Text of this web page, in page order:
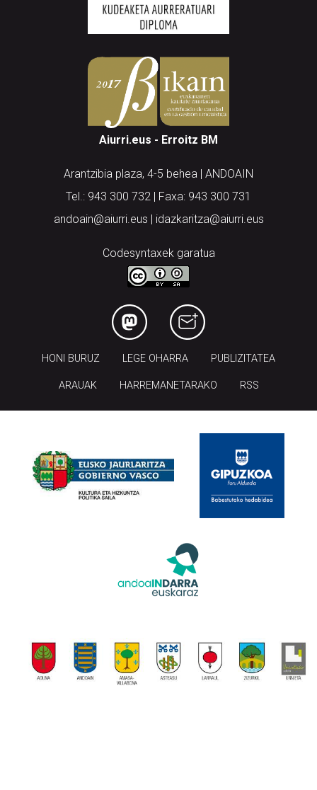
Aiurri.eus - Erroitz BM
Arantzibia plaza, 4-5 behea | ANDOAIN
Tel.: 943 300 732 | Faxa: 943 300 731
andoain@aiurri.eus | idazkaritza@aiurri.eus
Codesyntaxek garatua
HONI BURUZ LEGE OHARRA PUBLIZITATEA
ARAUAK HARREMANETARAKO RSS